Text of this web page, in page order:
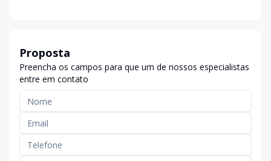
Proposta
Preencha os campos para que um de nossos especialistas
entre em contato